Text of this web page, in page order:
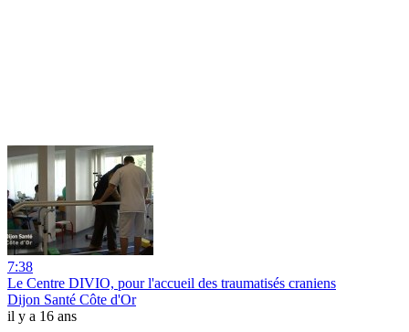
7:38
Le Centre DIVIO, pour l'accueil des traumatisés craniens
Dijon Santé Côte d'Or
il y a 16 ans